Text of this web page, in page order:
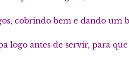
cobrindo bem e dando um
logo antes de servir, para